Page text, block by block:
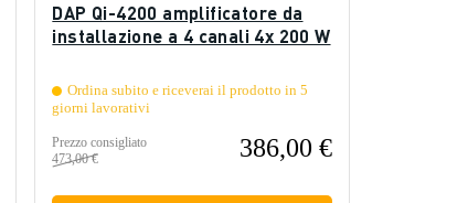
DAP Qi-4200 amplificatore da
installazione a 4 canali 4x 200 W
Ordina subito e riceverai il prodotto in 5
giorni lavorativi
Prezzo consigliato
473,00 €
386,00 €